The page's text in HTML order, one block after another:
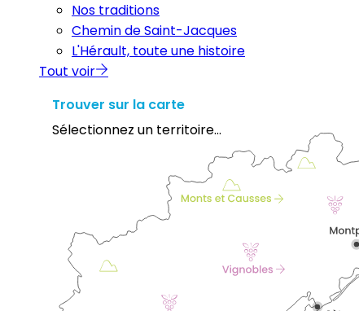
Nos traditions
Chemin de Saint-Jacques
L'Hérault, toute une histoire
Tout voir
Trouver sur la carte
Sélectionnez un territoire...